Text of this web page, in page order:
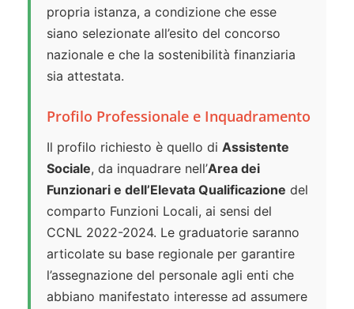
propria istanza, a condizione che esse
siano selezionate all’esito del concorso
nazionale e che la sostenibilità finanziaria
sia attestata.
Profilo Professionale e Inquadramento
Il profilo richiesto è quello di Assistente
Sociale, da inquadrare nell’Area dei
Funzionari e dell’Elevata Qualificazione del
comparto Funzioni Locali, ai sensi del
CCNL 2022-2024. Le graduatorie saranno
articolate su base regionale per garantire
l’assegnazione del personale agli enti che
abbiano manifestato interesse ad assumere